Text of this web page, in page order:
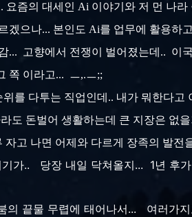
요즘의 대세인 Ai 이야기와 저 먼 나
겠으나... 본인도 Ai를 업무에 활용
고향에서 전쟁이 벌어졌는데.. 이
쪽 이라고... ㅡ,.ㅡ;;
를 다투는 직업인데.. 내가 뭐한다
라도 돈벌어 생활하는데 큰 지장은
자고 나면 어제와 다르게 장족의 발
가.. 당장 내일 닥쳐올지... 1년 후
의 끝물 무렵에 태어나서... 여러가